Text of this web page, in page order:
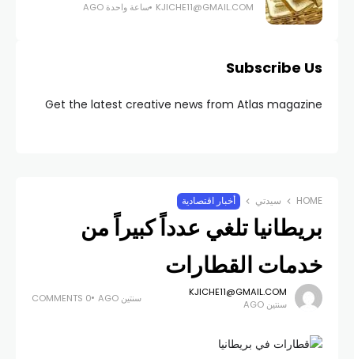
KJICHE11@GMAIL.COM ساعة واحدة AGO
Subscribe Us
Get the latest creative news from Atlas magazine
HOME سيدتي أخبار اقتصادية
بريطانيا تلغي عدداً كبيراً من
خدمات القطارات
KJICHE11@GMAIL.COM
سنتين AGO
سنتين AGO 0 COMMENTS